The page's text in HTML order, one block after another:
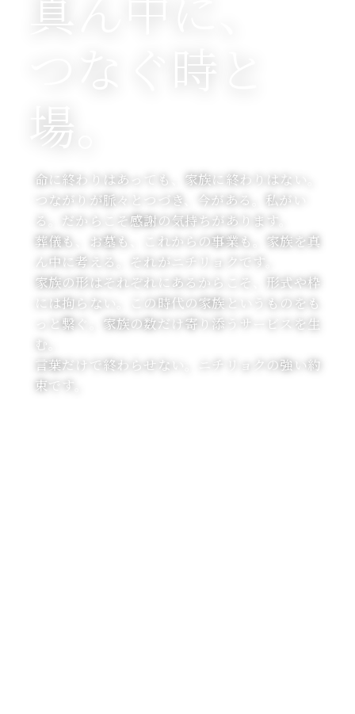
場。
命に終わりはあっても、家族に終わりはない。
つながりが脈々とつづき、今がある。私がい
る。だからこそ感謝の気持ちがあります。
葬儀も、お墓も、これからの事業も。家族を真
ん中に考える。それがニチリョクです。
家族の形はそれぞれにあるからこそ、形式や枠
には拘らない。この時代の家族というものをも
っと繋ぐ。家族の数だけ寄り添うサービスを⽣
む。
⾔葉だけで終わらせない。ニチリョクの強い約
束です。